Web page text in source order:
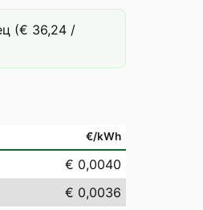
(€ 36,24 /
€/kWh
€ 0,0040
€ 0,0036